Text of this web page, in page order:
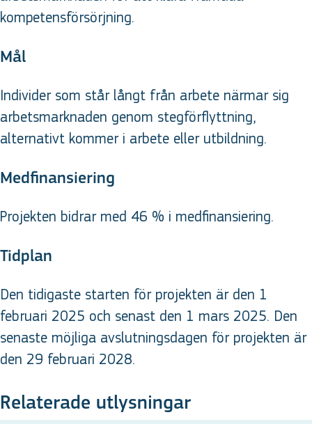
kompetensförsörjning.
Mål
Individer som står långt från arbete närmar sig
arbetsmarknaden genom stegförflyttning,
alternativt kommer i arbete eller utbildning.
Medfinansiering
Projekten bidrar med 46 % i medfinansiering.
Tidplan
Den tidigaste starten för projekten är den 1
februari 2025 och senast den 1 mars 2025. Den
senaste möjliga avslutningsdagen för projekten är
den 29 februari 2028.
Relaterade utlysningar